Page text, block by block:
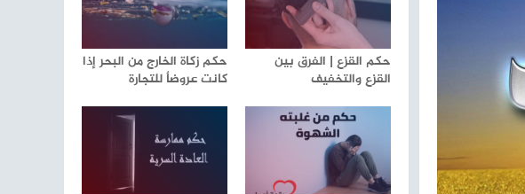
حكم القزع | الفرق بين
القزع والتخفيف
حكم زكاة الخارج من البحر إذا
كانت عروضاٌ للتجارة